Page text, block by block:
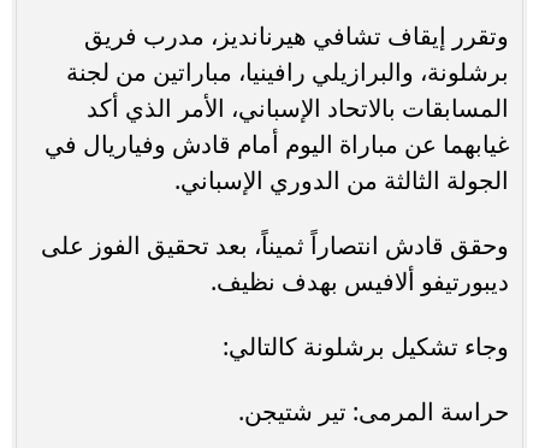
وتقرر إيقاف تشافي هيرنانديز، مدرب فريق
برشلونة، والبرازيلي رافينيا، مباراتين من لجنة
المسابقات بالاتحاد الإسباني، الأمر الذي أكد
غيابهما عن مباراة اليوم أمام قادش وفياريال في
الجولة الثالثة من الدوري الإسباني.
وحقق قادش انتصاراً ثميناً، بعد تحقيق الفوز على
ديبورتيفو ألافيس بهدف نظيف.
وجاء تشكيل برشلونة كالتالي:
حراسة المرمى: تير شتيجن.